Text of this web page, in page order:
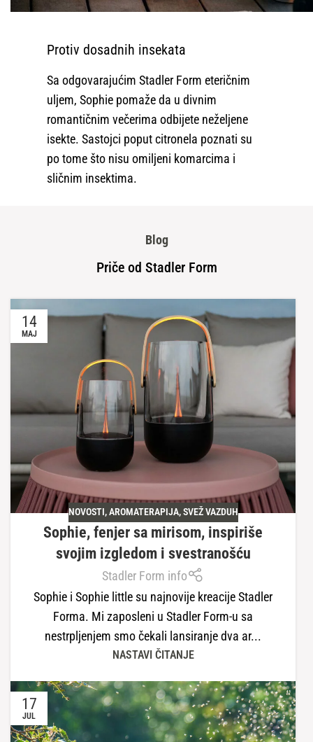
Protiv dosadnih insekata
Sa odgovarajućim Stadler Form eteričnim
uljem, Sophie pomaže da u divnim
romantičnim večerima odbijete neželjene
isekte. Sastojci poput citronela poznati su
po tome što nisu omiljeni komarcima i
sličnim insektima.
Blog
Priče od Stadler Form
14
MAJ
NOVOSTI,AROMATERAPIJA,SVEŽ VAZDUH
Sophie, fenjer sa mirisom, inspiriše
svojim izgledom i svestranošću
Stadler Form info
Sophie i Sophie little su najnovije kreacije Stadler
Forma. Mi zaposleni u Stadler Form-u sa
nestrpljenjem smo čekali lansiranje dva ar...
NASTAVI ČITANJE
17
JUL